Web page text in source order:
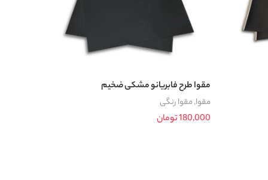
مقوا طرح فابریانو مشکی ضخیم
مقوا,مقوا رنگی
180,000تومان